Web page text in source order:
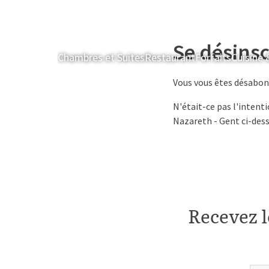
Chambres et SuitesRestaurantForfaitsCuisine
Se
Vous vous êtes
N'était-ce pas
Nazareth - Gent ci-
Recevez